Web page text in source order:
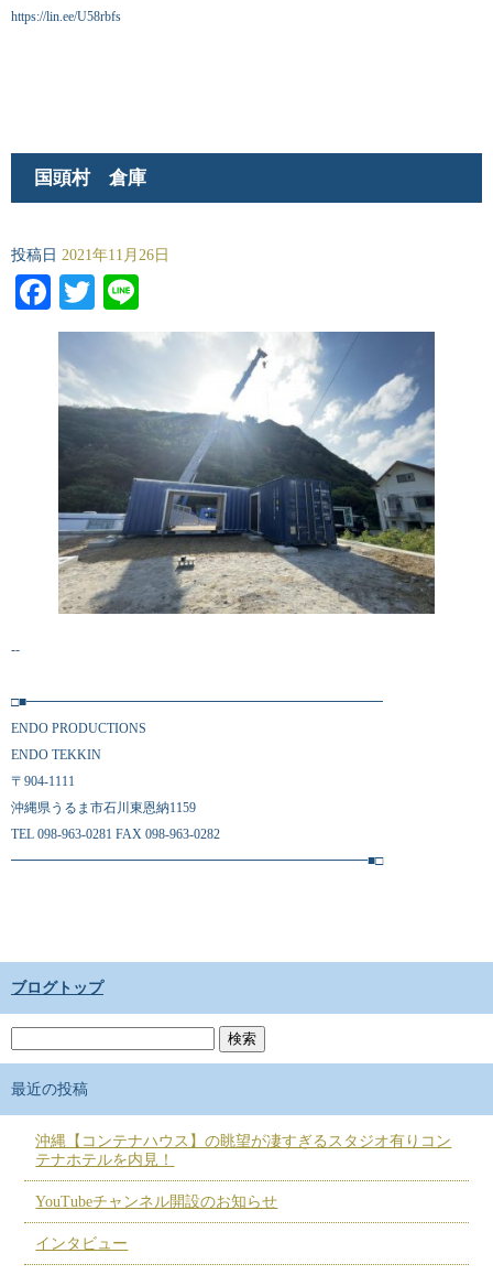
https://lin.ee/U58rbfs
国頭村 倉庫
投稿日 2021年11月26日
Facebook
Twitter
--
□■━━━━━━━━━━━━━━━━━━━━━━━━━━━
ENDO PRODUCTIONS
ENDO TEKKIN
〒904-1111
沖縄県うるま市石川東恩納1159
TEL 098-963-0281 FAX 098-963-0282
━━━━━━━━━━━━━━━━━━━━━━━━━━━■□
ブログトップ
最近の投稿
沖縄【コンテナハウス】の眺望が凄すぎるスタジオ有りコン
テナホテルを内見！
YouTubeチャンネル開設のお知らせ
インタビュー